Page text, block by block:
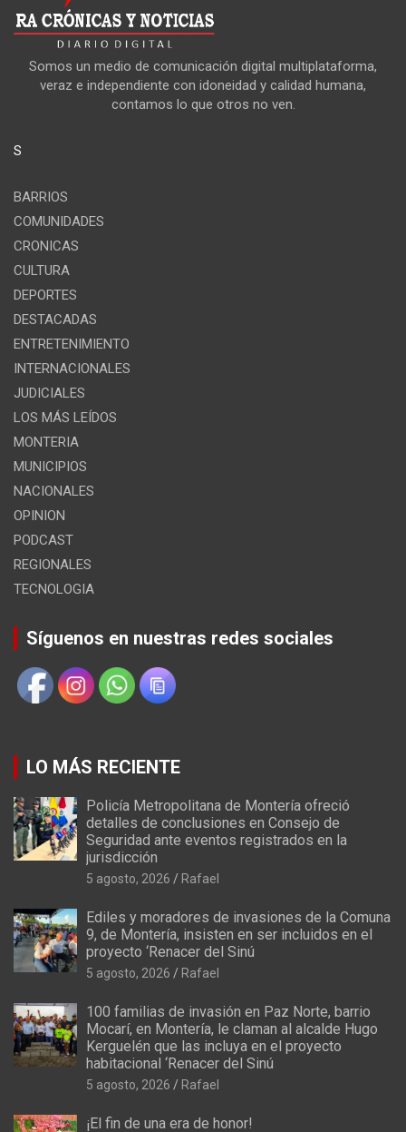
Somos un medio de comunicación digital multiplataforma,
veraz e independiente con idoneidad y calidad humana,
contamos lo que otros no ven.
S
BARRIOS
COMUNIDADES
CRONICAS
CULTURA
DEPORTES
DESTACADAS
ENTRETENIMIENTO
INTERNACIONALES
JUDICIALES
LOS MÁS LEÍDOS
MONTERIA
MUNICIPIOS
NACIONALES
OPINION
PODCAST
REGIONALES
TECNOLOGIA
Síguenos en nuestras redes sociales
LO MÁS RECIENTE
Policía Metropolitana de Montería ofreció
detalles de conclusiones en Consejo de
Seguridad ante eventos registrados en la
jurisdicción
5 agosto, 2026 Rafael
Ediles y moradores de invasiones de la Comuna
9, de Montería, insisten en ser incluidos en el
proyecto ‘Renacer del Sinú
5 agosto, 2026 Rafael
100 familias de invasión en Paz Norte, barrio
Mocarí, en Montería, le claman al alcalde Hugo
Kerguelén que las incluya en el proyecto
habitacional ‘Renacer del Sinú
5 agosto, 2026 Rafael
¡El fin de una era de honor!